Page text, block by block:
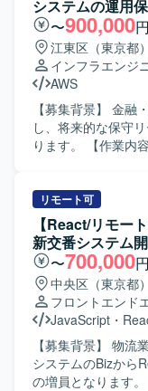
いただきます。 ス
設計や技術担当と
しております。 【求める人物像】 品質への配慮と開発スピ
ードのバランスを
す。 コミュニケー
対応できる方を歓
て主体性と責任感
想定しております
SSRなどのモダン
ただけます。 新規
いフェーズに関わ
を積むことができ
ニケーションを取
双方を高められる環境です。 【開発環境
支給される環境で
TypeScript、
したサーバレスア
まいります。
システムの運用
〜900,000
江東区（東京都）
インフラエンジ
AWS
【募集背景】 金融
し、将来的な保守
ります。 【作業内容】 金融・貿易系システムの運用保守を
定常作業を実施し
ト発生時の一時対
チ、手順に沿った
っていただきます
追加開発への関与
移管で受け入れる
などにも携わって
ける自チームメン
ーションを担っていた
像】 AWS環境での
ント対応や課題解
リモート可
【React/リモー
新交番システム
〜700,000
中央区（東京都）
フロントエンド
JavaScript ・
【募集背景】 物流
システムのBizから
の増員となります。 【作業内容】 新交番システムの